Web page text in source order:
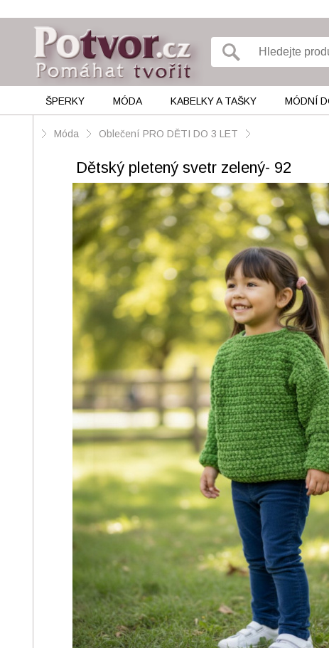
ŠPERKY MÓDA KABELKY A TAŠKY MÓDNÍ
Móda Oblečení PRO DĚTI DO 3 LET
Dětský pletený svetr zelený- 92